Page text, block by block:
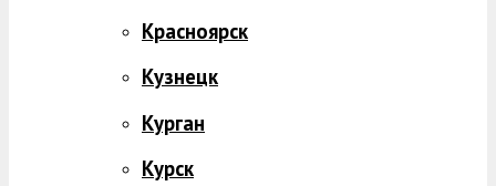
Красноярск
Кузнецк
Курган
Курск